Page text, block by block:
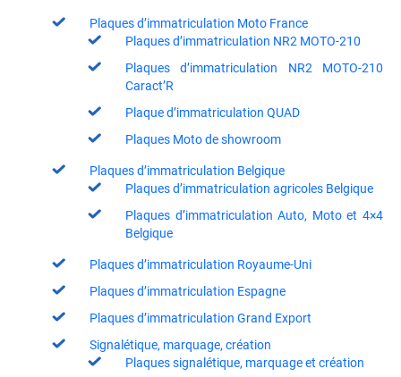
Plaques d’immatriculation Moto France
Plaques d’immatriculation NR2 MOTO-210
Plaques d’immatriculation NR2 MOTO-210
Caract’R
Plaque d’immatriculation QUAD
Plaques Moto de showroom
Plaques d’immatriculation Belgique
Plaques d’immatriculation agricoles Belgique
Plaques d’immatriculation Auto, Moto et 4×4
Belgique
Plaques d’immatriculation Royaume-Uni
Plaques d’immatriculation Espagne
Plaques d’immatriculation Grand Export
Signalétique, marquage, création
Plaques signalétique, marquage et création